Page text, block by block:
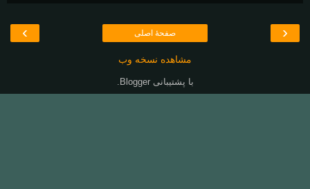
‹
› صفحهٔ اصلی
مشاهده نسخه وب
با پشتیبانیBlogger